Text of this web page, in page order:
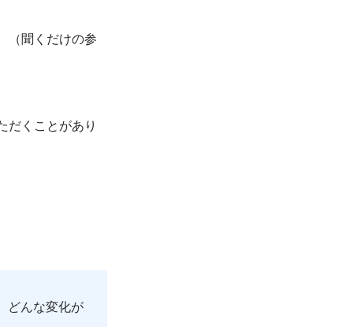
（聞くだけの参
だくことがあり
どんな変化が